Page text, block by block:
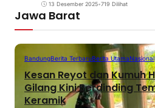
13 Desember 2025•719 Dilihat
Jawa Barat
BandungBerita TerbaruBerita UtamaNasional
Kesan Reyot dan Kumuh
Gilang Kini Berdinding
Keramik